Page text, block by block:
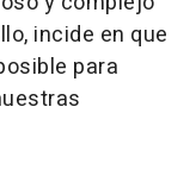
incide en que
para